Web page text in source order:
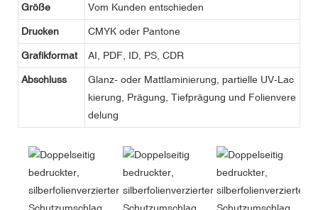
Größe Vom Kunden entschieden
Drucken CMYK oder Pantone
Grafikformat AI, PDF, ID, PS, CDR
Abschluss
Glanz- oder Mattlaminierung, partielle UV-Lac
kierung, Prägung, Tiefprägung und Folienvere
delung